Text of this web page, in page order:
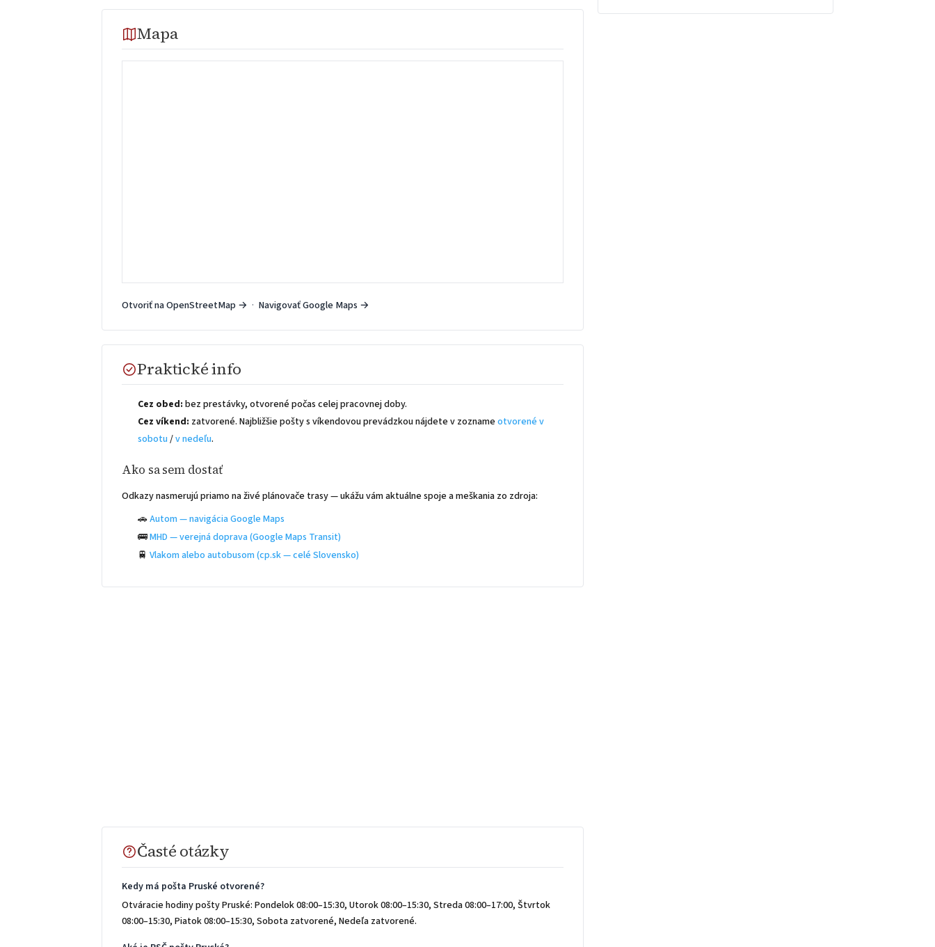
Mapa
Otvoriť na OpenStreetMap → · Navigovať Google Maps →
Praktické info
Cez obed: bez prestávky, otvorené počas celej pracovnej doby.
Cez víkend: zatvorené. Najbližšie pošty s víkendovou prevádzkou nájdete v zozname otvorené v
sobotu /v nedeľu.
Ako sa sem dostať
Odkazy nasmerujú priamo na živé plánovače trasy — ukážu vám aktuálne spoje a meškania zo zdroja:
🚗Autom — navigácia Google Maps
🚌MHD — verejná doprava (Google Maps Transit)
🚆 Vlakom alebo autobusom (cp.sk — celé Slovensko)
Časté otázky
Kedy má pošta Pruské otvorené?
Otváracie hodiny pošty Pruské: Pondelok 08:00–15:30, Utorok 08:00–15:30, Streda 08:00–17:00, Štvrtok
08:00–15:30, Piatok 08:00–15:30, Sobota zatvorené, Nedeľa zatvorené.